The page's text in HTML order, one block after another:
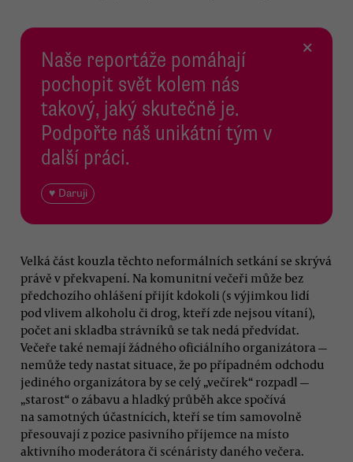
Naše reportáže pomáhají
pochopit svět kolem nás
takový, jaký skutečně je.
Podpořte náš unikátní tým v
další práci.
♥ Daruji
×
Velká část kouzla těchto neformálních setkání se skrývá
právě v překvapení. Na komunitní večeři může bez
předchozího ohlášení přijít kdokoli (s výjimkou lidí
pod vlivem alkoholu či drog, kteří zde nejsou vítaní),
počet ani skladba strávníků se tak nedá předvídat.
Večeře také nemají žádného oficiálního organizátora —
nemůže tedy nastat situace, že po případném odchodu
jediného organizátora by se celý „večírek“ rozpadl —
„starost“ o zábavu a hladký průběh akce spočívá
na samotných účastnících, kteří se tím samovolně
přesouvají z pozice pasivního příjemce na místo
aktivního moderátora či scénáristy daného večera.